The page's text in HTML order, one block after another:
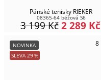
Pánské tenisky RIEKER
08365-64 béžová S6
2 289 Kč
3 199Kč
NOVINKA
SLEVA 29%